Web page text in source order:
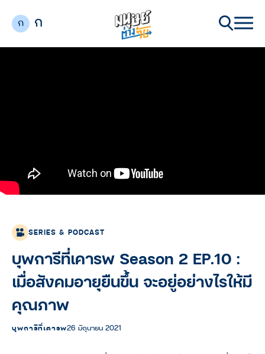
ก ก
SERIES & PODCAST
บุพการีที่เคารพ Season 2 EP.10 :
เมื่อสังคมอายุยืนขึ้น จะอยู่อย่างไรให้มี
คุณภาพ
บุพการีที่เคารพ26 มิถุนายน 2021